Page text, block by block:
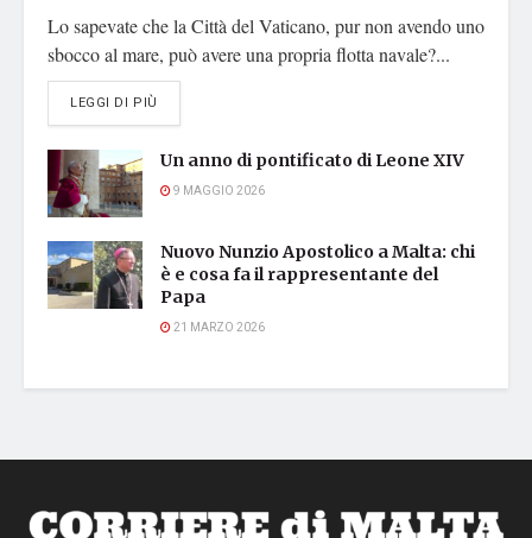
Lo sapevate che la Città del Vaticano, pur non avendo uno
sbocco al mare, può avere una propria flotta navale?...
LEGGI DI PIÙ
Un anno di pontificato di Leone XIV
9 MAGGIO 2026
Nuovo Nunzio Apostolico a Malta: chi
è e cosa fa il rappresentante del
Papa
21 MARZO 2026